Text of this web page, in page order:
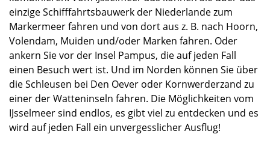
einzige Schifffahrtsbauwerk der Niederlande zum
Markermeer fahren und von dort aus z. B. nach Hoorn,
Volendam, Muiden und/oder Marken fahren. Oder
ankern Sie vor der Insel Pampus, die auf jeden Fall
einen Besuch wert ist. Und im Norden können Sie über
die Schleusen bei Den Oever oder Kornwerderzand zu
einer der Watteninseln fahren. Die Möglichkeiten vom
IJsselmeer sind endlos, es gibt viel zu entdecken und es
wird auf jeden Fall ein unvergesslicher Ausflug!